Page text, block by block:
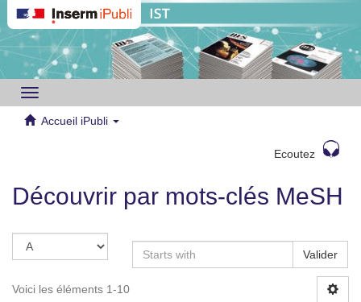
Toggle
navigation
Accueil iPubli
Ecoutez
Découvrir par mots-clés MeSH
Valider
Voici les éléments 1-10